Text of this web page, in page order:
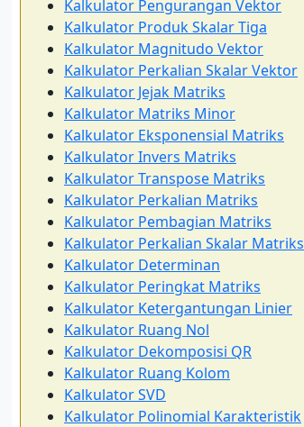
Kalkulator Pengurangan Vektor
Kalkulator Produk Skalar Tiga
Kalkulator Magnitudo Vektor
Kalkulator Perkalian Skalar Vektor
Kalkulator Jejak Matriks
Kalkulator Matriks Minor
Kalkulator Eksponensial Matriks
Kalkulator Invers Matriks
Kalkulator Transpose Matriks
Kalkulator Perkalian Matriks
Kalkulator Pembagian Matriks
Kalkulator Perkalian Skalar Matriks
Kalkulator Determinan
Kalkulator Peringkat Matriks
Kalkulator Ketergantungan Linier
Kalkulator Ruang Nol
Kalkulator Dekomposisi QR
Kalkulator Ruang Kolom
Kalkulator SVD
Kalkulator Polinomial Karakteristik